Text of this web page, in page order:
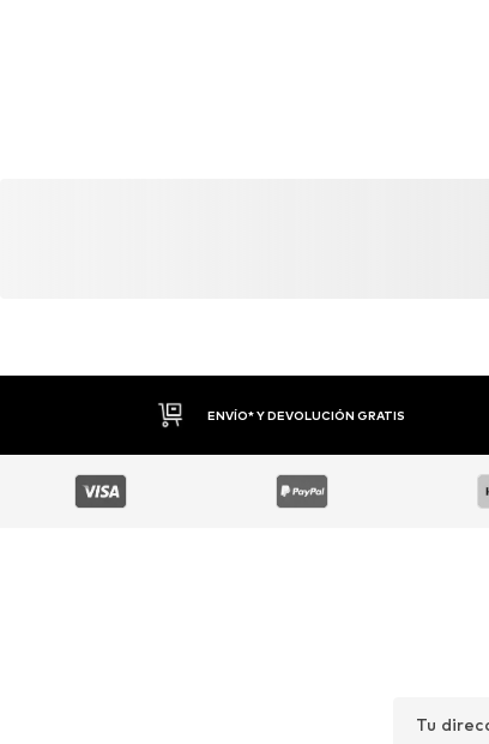
DEVOLUCIONES HASTA
Tu